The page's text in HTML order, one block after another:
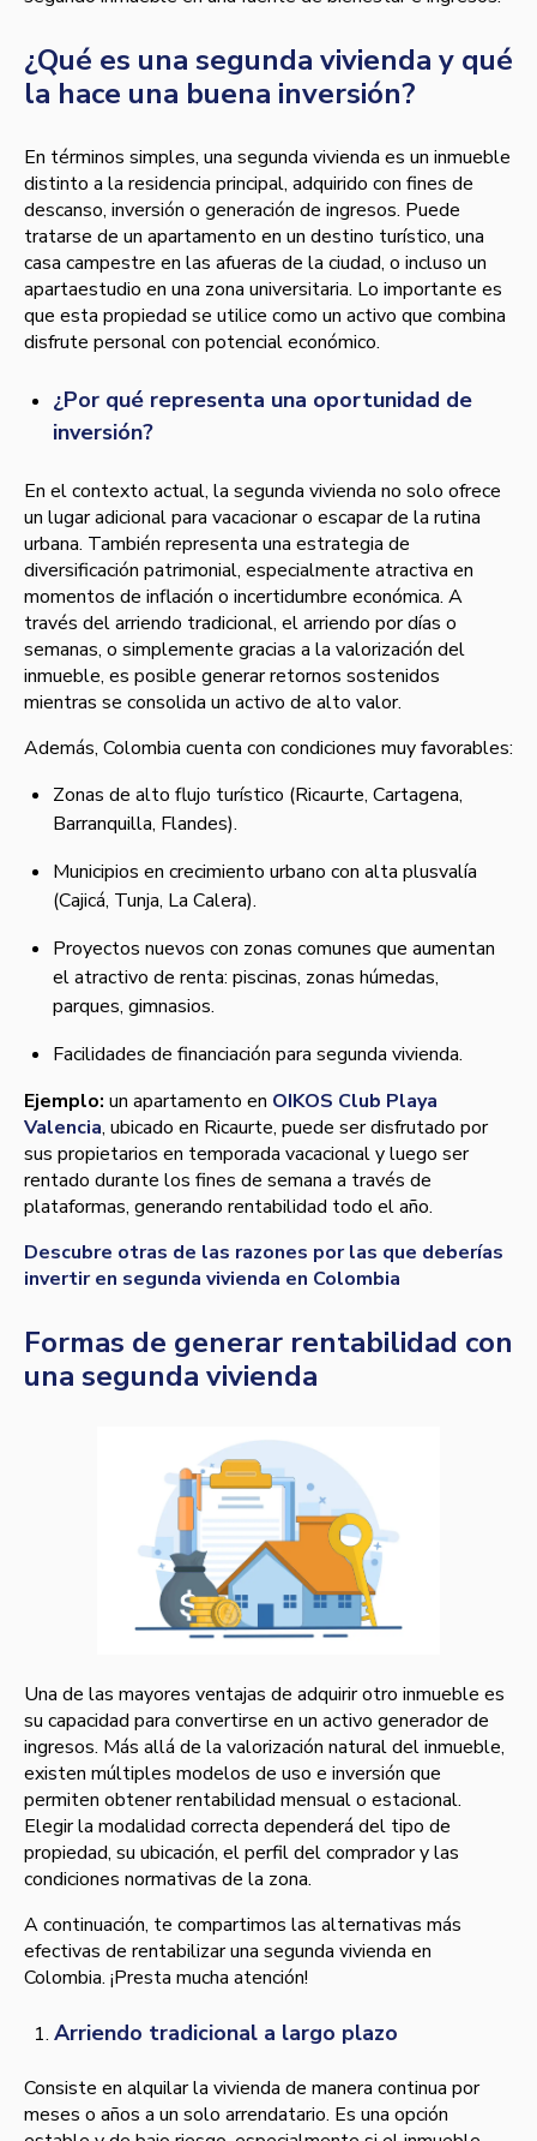
¿Qué es una segunda vivienda y qué
la hace una buena inversión?
En términos simples, una segunda vivienda es un inmueble
distinto a la residencia principal, adquirido con fines de
descanso, inversión o generación de ingresos. Puede
tratarse de un apartamento en un destino turístico, una
casa campestre en las afueras de la ciudad, o incluso un
apartaestudio en una zona universitaria. Lo importante es
que esta propiedad se utilice como un activo que combina
disfrute personal con potencial económico.
¿Por qué representa una oportunidad de
inversión?
En el contexto actual, la segunda vivienda no solo ofrece
un lugar adicional para vacacionar o escapar de la rutina
urbana. También representa una estrategia de
diversificación patrimonial, especialmente atractiva en
momentos de inflación o incertidumbre económica. A
través del arriendo tradicional, el arriendo por días o
semanas, o simplemente gracias a la valorización del
inmueble, es posible generar retornos sostenidos
mientras se consolida un activo de alto valor.
Además, Colombia cuenta con condiciones muy favorables:
Zonas de alto flujo turístico (Ricaurte, Cartagena,
Barranquilla, Flandes).
Municipios en crecimiento urbano con alta plusvalía
(Cajicá, Tunja, La Calera).
Proyectos nuevos con zonas comunes que aumentan
el atractivo de renta: piscinas, zonas húmedas,
parques, gimnasios.
Facilidades de financiación para segunda vivienda.
Ejemplo: un apartamento en OIKOS Club Playa
Valencia, ubicado en Ricaurte, puede ser disfrutado por
sus propietarios en temporada vacacional y luego ser
rentado durante los fines de semana a través de
plataformas, generando rentabilidad todo el año.
Descubre otras de las razones por las que deberías
invertir en segunda vivienda en Colombia
Formas de generar rentabilidad con
una segunda vivienda
Una de las mayores ventajas de adquirir otro inmueble es
su capacidad para convertirse en un activo generador de
ingresos. Más allá de la valorización natural del inmueble,
existen múltiples modelos de uso e inversión que
permiten obtener rentabilidad mensual o estacional.
Elegir la modalidad correcta dependerá del tipo de
propiedad, su ubicación, el perfil del comprador y las
condiciones normativas de la zona.
A continuación, te compartimos las alternativas más
efectivas de rentabilizar una segunda vivienda en
Colombia. ¡Presta mucha atención!
Arriendo tradicional a largo plazo
Consiste en alquilar la vivienda de manera continua por
meses o años a un solo arrendatario. Es una opción